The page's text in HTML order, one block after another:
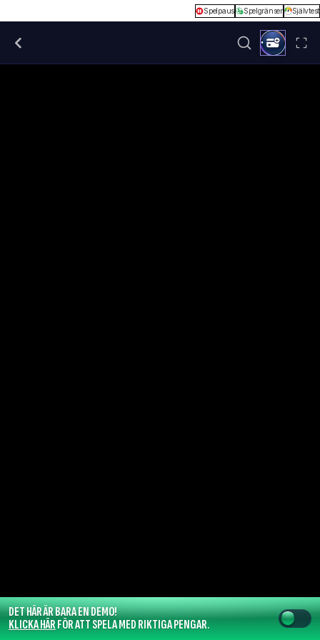
Spelpaus Spelgränser Självtest
DET HÄR ÄR BARA EN DEMO!
KLICKA HÄRFÖR ATT SPELA MED RIKTIGA PENGAR.